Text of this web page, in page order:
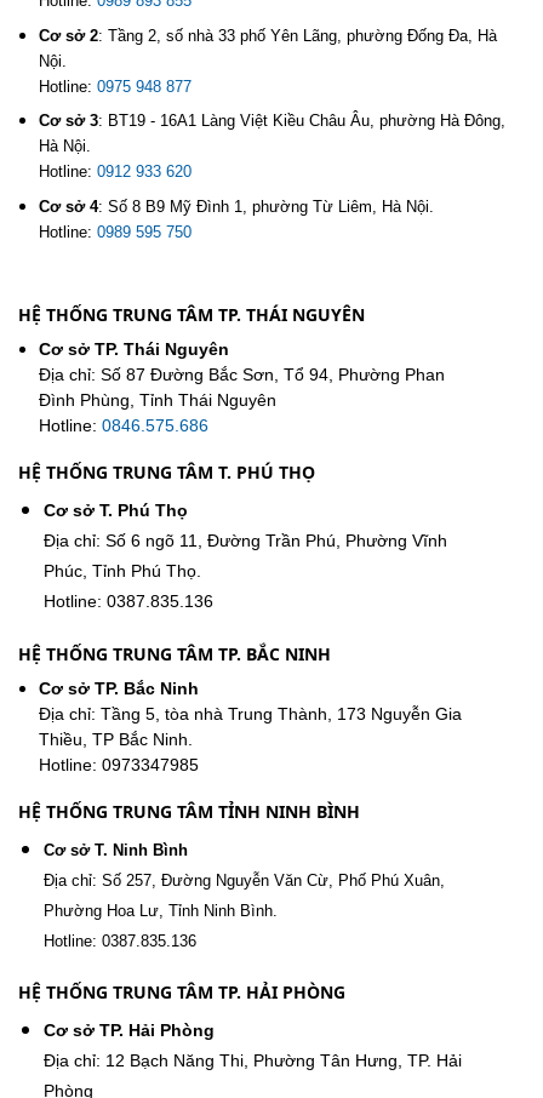
Cơ sở 2: Tầng 2, số nhà 33 phố Yên Lãng, phường Đống Đa, Hà
Nội.
Hotline: 0975 948 877
Cơ sở 3: BT19 - 16A1 Làng Việt Kiều Châu Âu, phường Hà Đông,
Hà Nội.
Hotline: 0912 933 620
Cơ sở 4: Số 8 B9 Mỹ Đình 1, phường Từ Liêm, Hà Nội.
Hotline: 0989 595 750
HỆ THỐNG TRUNG TÂM TP. THÁI NGUYÊN
Cơ sở TP. Thái Nguyên
Địa chỉ: Số 87 Đường Bắc Sơn, Tổ 94, Phường Phan
Đình Phùng, Tỉnh Thái Nguyên
Hotline: 0846.575.686
HỆ THỐNG TRUNG TÂM T. PHÚ THỌ
Cơ sở T. Phú Thọ
Địa chỉ: Số 6 ngõ 11, Đường Trần Phú, Phường Vĩnh
Phúc, Tỉnh Phú Thọ.
Hotline: 0387.835.136
HỆ THỐNG TRUNG TÂM TP. BẮC NINH
Cơ sở TP. Bắc Ninh
Địa chỉ: Tầng 5, tòa nhà Trung Thành, 173 Nguyễn Gia
Thiều, TP Bắc Ninh.
Hotline: 0973347985
HỆ THỐNG TRUNG TÂM TỈNH NINH BÌNH
Cơ sở T. Ninh Bình
Địa chỉ: Số 257, Đường Nguyễn Văn Cừ, Phố Phú Xuân,
Phường Hoa Lư, Tỉnh Ninh Bình.
Hotline: 0387.835.136
HỆ THỐNG TRUNG TÂM TP. HẢI PHÒNG
Cơ sở TP. Hải Phòng
Địa chỉ: 12 Bạch Năng Thi, Phường Tân Hưng, TP. Hải
Phòng